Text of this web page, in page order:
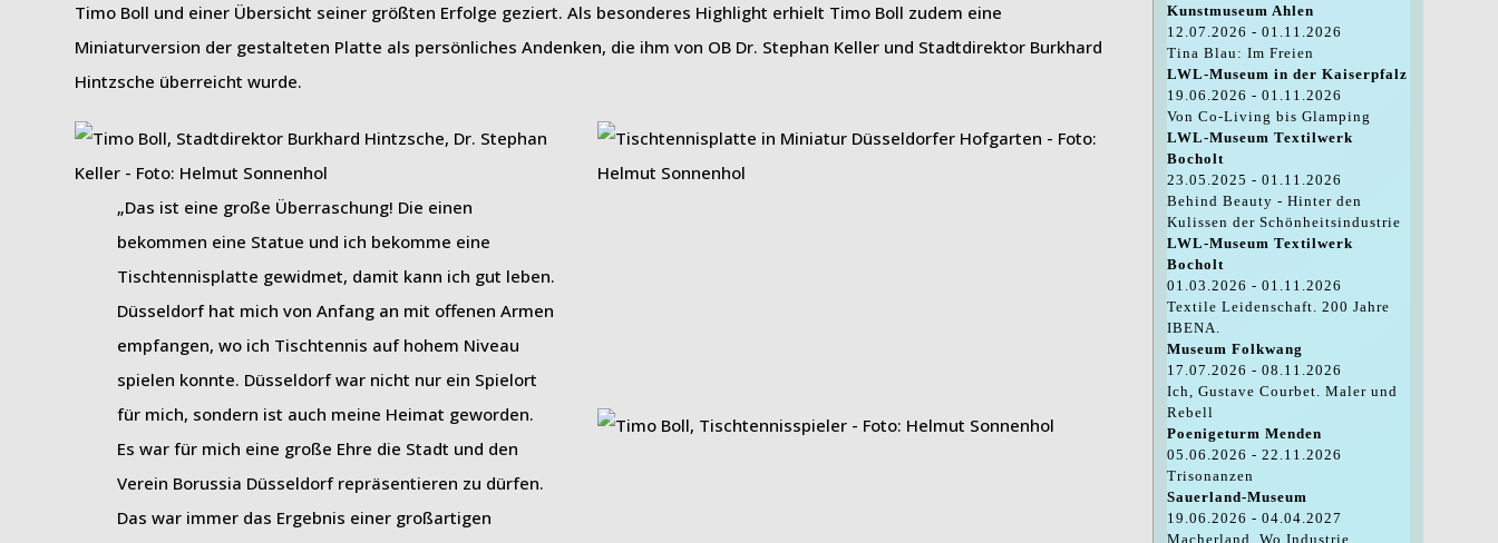
Timo Boll und einer Übersicht seiner größten Erfolge geziert. Als besonderes Highlight erhielt Timo Boll zudem eine
Miniaturversion der gestalteten Platte als persönliches Andenken, die ihm von OB Dr. Stephan Keller und Stadtdirektor Burkhard
Hintzsche überreicht wurde.
„Das ist eine große Überraschung! Die einen
bekommen eine Statue und ich bekomme eine
Tischtennisplatte gewidmet, damit kann ich gut leben.
Düsseldorf hat mich von Anfang an mit offenen Armen
empfangen, wo ich Tischtennis auf hohem Niveau
spielen konnte. Düsseldorf war nicht nur ein Spielort
für mich, sondern ist auch meine Heimat geworden.
Es war für mich eine große Ehre die Stadt und den
Verein Borussia Düsseldorf repräsentieren zu dürfen.
Das war immer das Ergebnis einer großartigen
Kunstmuseum Ahlen
12.07.2026 - 01.11.2026
Tina Blau: Im Freien
LWL-Museum in der Kaiserpfalz
19.06.2026 - 01.11.2026
Von Co-Living bis Glamping
LWL-Museum Textilwerk
Bocholt
23.05.2025 - 01.11.2026
Behind Beauty - Hinter den
Kulissen der Schönheitsindustrie
LWL-Museum Textilwerk
Bocholt
01.03.2026 - 01.11.2026
Textile Leidenschaft. 200 Jahre
IBENA.
Museum Folkwang
17.07.2026 - 08.11.2026
Ich, Gustave Courbet. Maler und
Rebell
Poenigeturm Menden
05.06.2026 - 22.11.2026
Trisonanzen
Sauerland-Museum
19.06.2026 - 04.04.2027
Macherland. Wo Industrie